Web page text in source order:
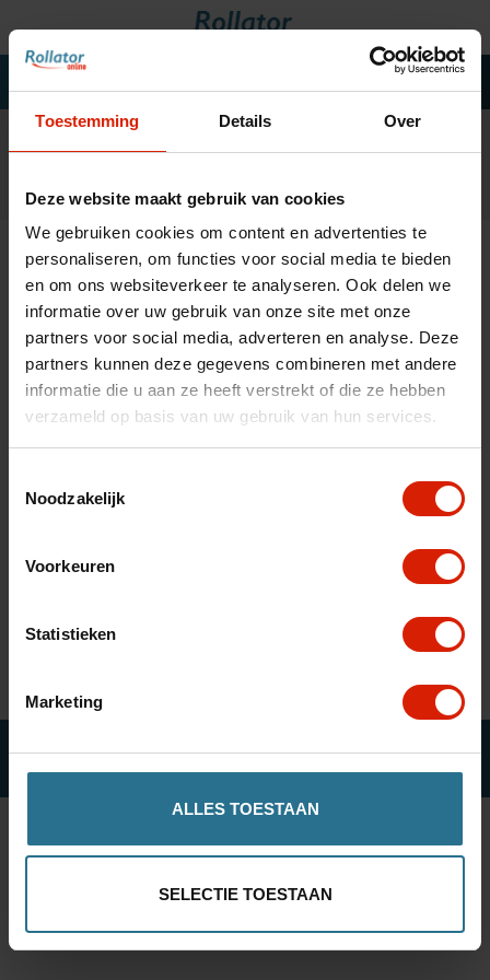
Toestemming Details Over
Deze website maakt gebruik van cookies
We gebruiken cookies om content en advertenties te
personaliseren, om functies voor social media te bieden
en om ons websiteverkeer te analyseren. Ook delen we
informatie over uw gebruik van onze site met onze
partners voor social media, adverteren en analyse. Deze
partners kunnen deze gegevens combineren met andere
informatie die u aan ze heeft verstrekt of die ze hebben
verzameld op basis van uw gebruik van hun services.
Noodzakelijk
Voorkeuren
Statistieken
Marketing
ALLES TOESTAAN
SELECTIE TOESTAAN
Rollators
Scooters
Wandelstokken
Trolleys
Bad- en slaapkamer
Accessoires
Wisselstukken
fr es
Home » Tags » rem
Filteren
Producten getagd met rem